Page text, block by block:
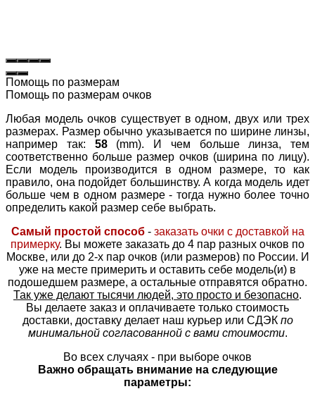
Помощь по размерам
Помощь по размерам очков
Любая модель очков существует в одном, двух или трех
размерах. Размер обычно указывается по ширине линзы,
например так: 58(mm). И чем больше линза, тем
соответственно больше размер очков (ширина по лицу).
Если модель производится в одном размере, то как
правило, она подойдет большинству. А когда модель идет
больше чем в одном размере - тогда нужно более точно
определить какой размер себе выбрать.
Самый простой способ- заказать очки с доставкой на
примерку. Вы можете заказать до 4 пар разных очков по
Москве, или до 2-х пар очков (или размеров) по России. И
уже на месте примерить и оставить себе модель(и) в
подошедшем размере, а остальные отправятся обратно.
Так уже делают тысячи людей, это просто и безопасно.
Вы делаете заказ и оплачиваете только стоимость
доставки, доставку делает наш курьер или СДЭК по
минимальной согласованной с вами стоимости.
Во всех случаях - при выборе очков
Важно обращать внимание на следующие
параметры: